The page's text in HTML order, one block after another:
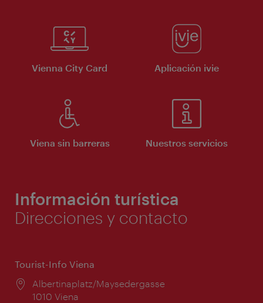
Vienna City Card Aplicación ivie
Viena sin barreras Nuestros servicios
Información turística
Direcciones y contacto
Tourist-Info Viena
Lugar:
Albertinaplatz/Maysedergasse
1010 Viena